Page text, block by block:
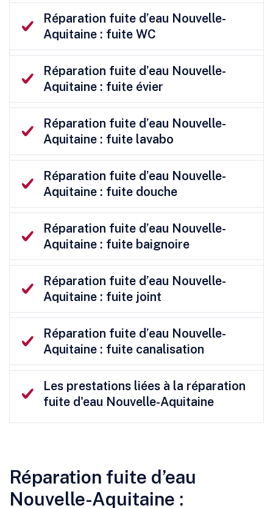
Réparation fuite d’eau Nouvelle-
Aquitaine : fuite WC
Réparation fuite d’eau Nouvelle-
Aquitaine : fuite évier
Réparation fuite d’eau Nouvelle-
Aquitaine : fuite lavabo
Réparation fuite d’eau Nouvelle-
Aquitaine : fuite douche
Réparation fuite d’eau Nouvelle-
Aquitaine : fuite baignoire
Réparation fuite d’eau Nouvelle-
Aquitaine : fuite joint
Réparation fuite d’eau Nouvelle-
Aquitaine : fuite canalisation
Les prestations liées à la réparation
fuite d'eau Nouvelle-Aquitaine
Réparation fuite d’eau
Nouvelle-Aquitaine :